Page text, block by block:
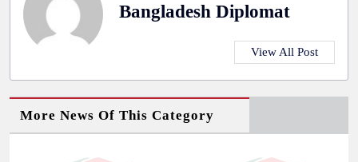
Bangladesh Diplomat
View All Post
More News Of This Category